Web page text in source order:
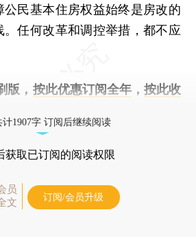
公民基本住房权益始终是房改的
任何改革和调控举措，都不应
版， 按此优惠订阅全年， 按此收
计1907字 订阅后继续阅读
获取已订阅的阅读权限
员
文
订阅/会员升级